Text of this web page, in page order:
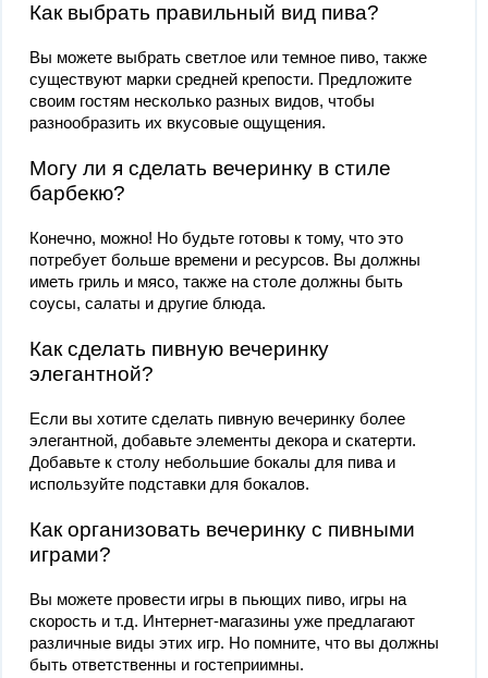
Как выбрать правильный вид пива?
Вы можете выбрать светлое или темное пиво, также
существуют марки средней крепости. Предложите
своим гостям несколько разных видов, чтобы
разнообразить их вкусовые ощущения.
Могу ли я сделать вечеринку в стиле
барбекю?
Конечно, можно! Но будьте готовы к тому, что это
потребует больше времени и ресурсов. Вы должны
иметь гриль и мясо, также на столе должны быть
соусы, салаты и другие блюда.
Как сделать пивную вечеринку
элегантной?
Если вы хотите сделать пивную вечеринку более
элегантной, добавьте элементы декора и скатерти.
Добавьте к столу небольшие бокалы для пива и
используйте подставки для бокалов.
Как организовать вечеринку с пивными
играми?
Вы можете провести игры в пьющих пиво, игры на
скорость и т.д. Интернет-магазины уже предлагают
различные виды этих игр. Но помните, что вы должны
быть ответственны и гостеприимны.